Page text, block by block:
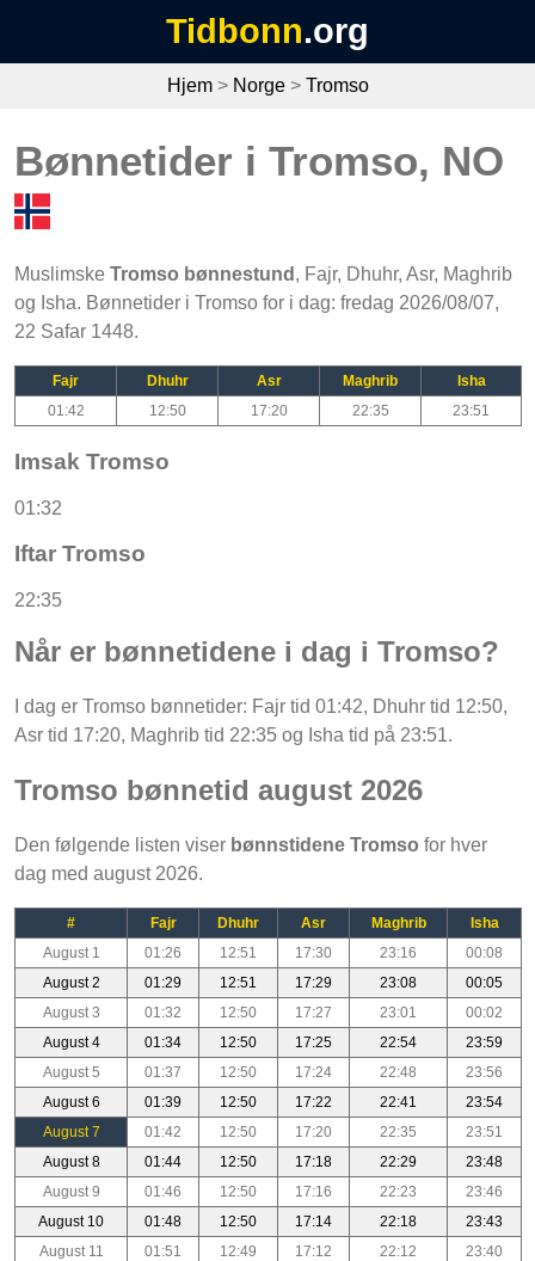
Tidbonn.org
Hjem> Norge> Tromso
Bønnetider i Tromso, NO
Muslimske Tromso bønnestund , Fajr, Dhuhr, Asr, Maghrib
og Isha. Bønnetider i Tromso for i dag: fredag 2026/08/07,
22 Safar 1448.
Fajr Dhuhr Asr Maghrib
Isha
01:42
12:50 17:20 22:35 23:51
Imsak Tromso
01:32
Iftar Tromso
22:35
Når er bønnetidene i dag i Tromso?
I dag er Tromso bønnetider: Fajr tid 01:42, Dhuhr tid 12:50,
Asr tid 17:20, Maghrib tid 22:35 og Isha tid på 23:51.
Tromso bønnetid august 2026
Den følgende listen viser bønnstidene Tromso for hver
dag med august 2026.
# Fajr Dhuhr Asr Maghrib
Isha
August 1
01:26 12:51 17:30 23:16
00:08
August 2
01:29 12:51 17:29 23:08
00:05
August 3
01:32 12:50 17:27 23:01
00:02
August 4
01:34 12:50 17:25 22:54
23:59
August 5
01:37 12:50 17:24 22:48
23:56
August 6
01:39 12:50 17:22 22:41
23:54
August 7
01:42 12:50 17:20 22:35
23:51
August 8
01:44 12:50 17:18 22:29
23:48
August 9
01:46 12:50 17:16 22:23
23:46
August 10
01:48 12:50 17:14 22:18
23:43
August 11
01:51 12:49 17:12 22:12
23:40